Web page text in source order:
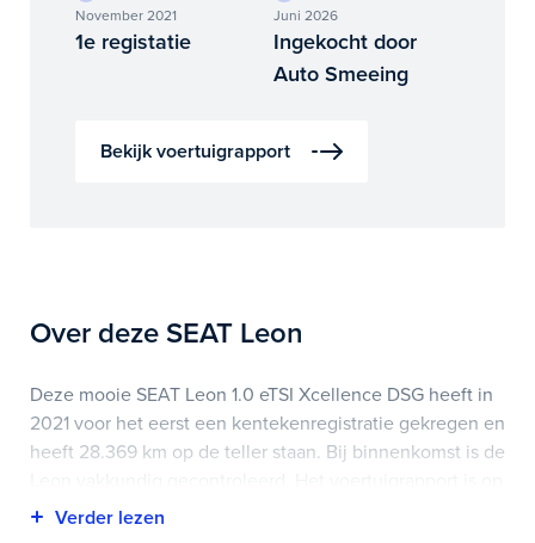
November 2021
1e registatie
Juni 2026
Ingekocht door
Auto Smeeing
Bekijk voertuigrapport
Over deze SEAT Leon
Deze mooie SEAT Leon 1.0 eTSI Xcellence DSG heeft in
2021 voor het eerst een kentekenregistratie gekregen en
heeft 28.369 km op de teller staan. Bij binnenkomst is de
deze pagina bij onderhoud en historie te downloaden.